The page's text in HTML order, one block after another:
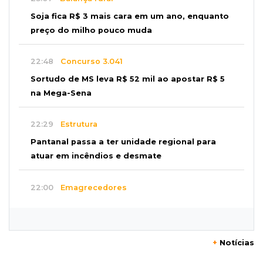
Soja fica R$ 3 mais cara em um ano, enquanto
preço do milho pouco muda
22:48 Concurso 3.041
Sortudo de MS leva R$ 52 mil ao apostar R$ 5
na Mega-Sena
22:29 Estrutura
Pantanal passa a ter unidade regional para
atuar em incêndios e desmate
22:00 Emagrecedores
+ Notícias